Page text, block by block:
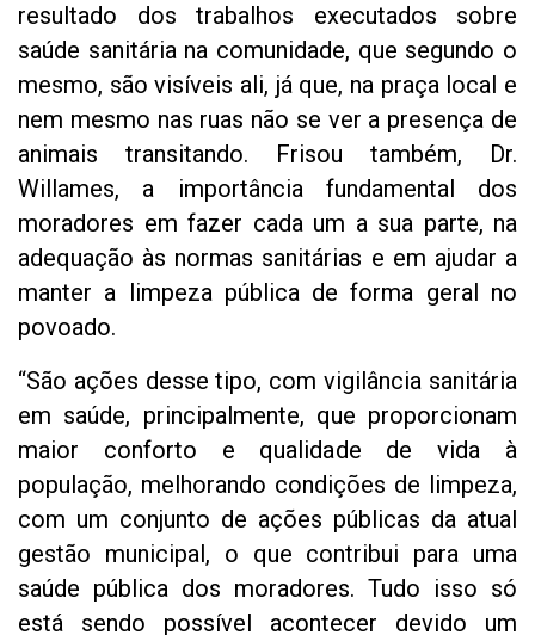
resultado dos trabalhos executados sobre
saúde sanitária na comunidade, que segundo o
mesmo, são visíveis ali, já que, na praça local e
nem mesmo nas ruas não se ver a presença de
animais transitando. Frisou também, Dr.
Willames, a importância fundamental dos
moradores em fazer cada um a sua parte, na
adequação às normas sanitárias e em ajudar a
manter a limpeza pública de forma geral no
povoado.
“São ações desse tipo, com vigilância sanitária
em saúde, principalmente, que proporcionam
maior conforto e qualidade de vida à
população, melhorando condições de limpeza,
com um conjunto de ações públicas da atual
gestão municipal, o que contribui para uma
saúde pública dos moradores. Tudo isso só
está sendo possível acontecer devido um